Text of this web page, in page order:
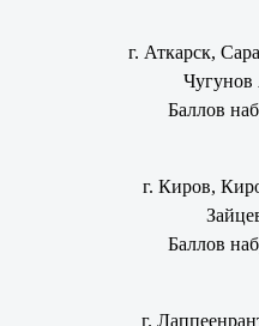
г. Аткарск,
Баллов
г. Киров,
Баллов
г.